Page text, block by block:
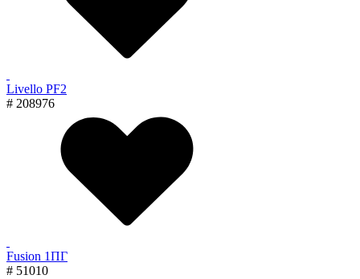
Livello PF2
# 208976
Fusion 1ПГ
# 51010